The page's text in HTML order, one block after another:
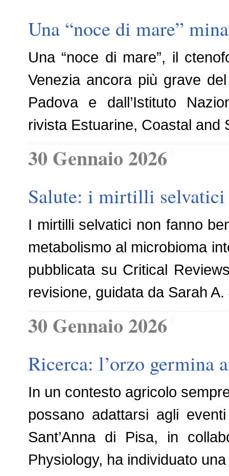
Una “noce di mare”
Una “noce di mare”, il
Venezia ancora più grave
Padova e dall’Istituto
rivista Estuarine, Coastal
30 Gennaio 2026
Salute: i mirtilli
I mirtilli selvatici non fanno
metabolismo al microbioma
pubblicata su Critical
revisione, guidata da Sarah
30 Gennaio 2026
Ricerca: l’orzo germina
In un contesto agricolo
possano adattarsi agli
Sant’Anna di Pisa, in
Physiology, ha individuato